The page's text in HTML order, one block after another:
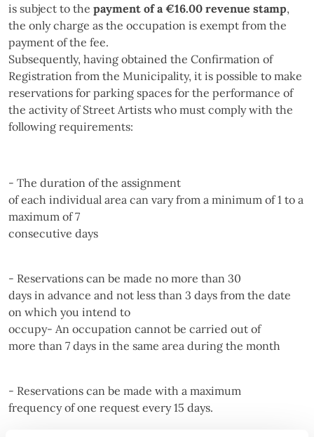
is subject to the payment of a €16.00 revenue stamp,
the only charge as the occupation is exempt from the
payment of the fee.
Subsequently, having obtained the Confirmation of
Registration from the Municipality, it is possible to make
reservations for parking spaces for the performance of
the activity of Street Artists who must comply with the
following requirements:
- The duration of the assignment
of each individual area can vary from a minimum of 1 to a
maximum of 7
consecutive days
- Reservations can be made no more than 30
days in advance and not less than 3 days from the date
on which you intend to
occupy- An occupation cannot be carried out of
more than 7 days in the same area during the month
- Reservations can be made with a maximum
frequency of one request every 15 days.